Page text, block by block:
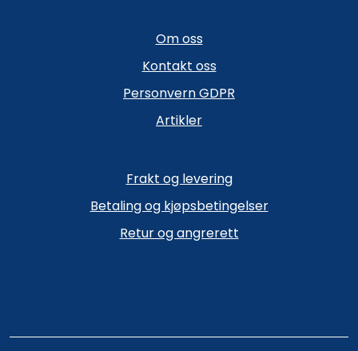
Om oss
Kontakt oss
Personvern GDPR
Artikler
Frakt og levering
Betaling og kjøpsbetingelser
Retur og angrerett